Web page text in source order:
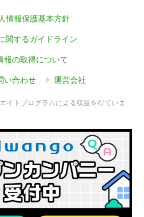
情報保護基本方針
関するガイドライン
報の取得について
い合わせ 運営会社
イトプログラムによる収益を得ていま